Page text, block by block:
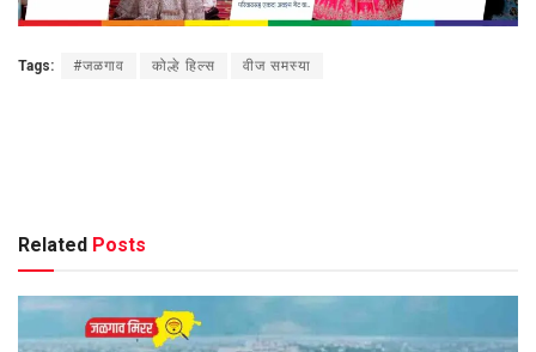
Tags: #जळगाव कोल्हे हिल्स वीज समस्या
Related Posts